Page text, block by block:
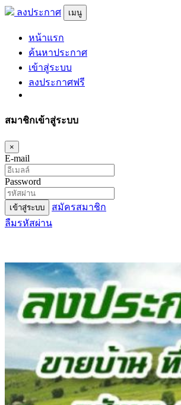
ลงประกาศ เมนู
หน้าแรก
ค้นหาประกาศ
เข้าสู่ระบบ
ลงประกาศฟรี
สมาชิกเข้าสู่ระบบ
×
E-mail
Password
เข้าสู่ระบบ
สมัครสมาชิก
ลืมรหัสผ่าน